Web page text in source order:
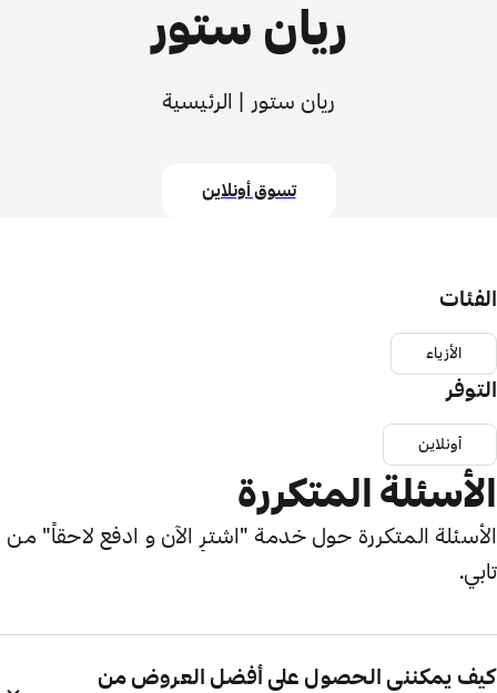
ريان ستور
ريان ستور | الرئيسية
تسوق أونلاين
الفئات
الأزياء
التوفر
أونلاين
الأسئلة المتكررة
الأسئلة المتكررة حول خدمة "اشترِ الآن و ادفع لاحقاً" من
تابي.
كيف يمكنني الحصول على أفضل العروض من